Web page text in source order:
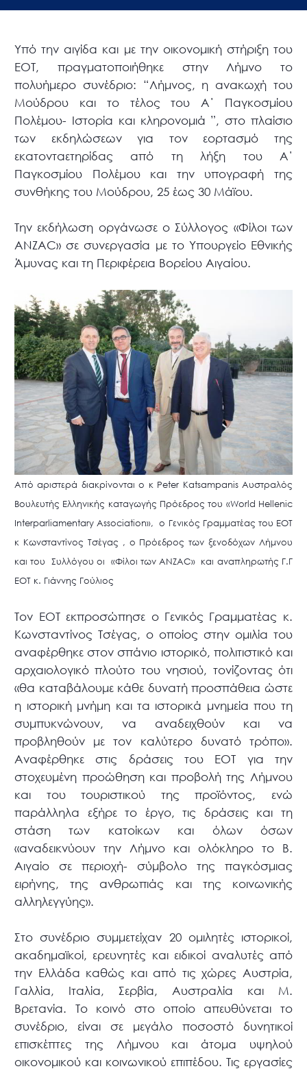
Υπό την αιγίδα και με την οικονομική στήριξη του
ΕΟΤ, πραγματοποιήθηκε στην Λήμνο το
πολυήμερο συνέδριο: “Λήμνος, η ανακωχή του
Μούδρου και το τέλος του Α΄ Παγκοσμίου
Πολέμου- Ιστορία και κληρονομιά ”, στο πλαίσιο
των εκδηλώσεων για τον εορτασμό της
εκατονταετηρίδας από τη λήξη του Α΄
Παγκοσμίου Πολέμου και την υπογραφή της
συνθήκης του Μούδρου, 25 έως 30 Μάϊου.
Την εκδήλωση οργάνωσε ο Σύλλογος «Φίλοι των
ANZAC» σε συνεργασία με το Υπουργείο Εθνικής
Άμυνας και τη Περιφέρεια Βορείου Αιγαίου.
Από αριστερά διακρίνονται ο κ Peter Katsampanis Αυστραλός
Βουλευτής Ελληνικής καταγωγής Πρόεδρος του «World Hellenic
Interparliamentary Association», ο Γενικός Γραμματέας του ΕΟΤ
κ Κωνσταντίνος Τσέγας , ο Πρόεδρος των ξενοδόχων Λήμνου
και του Συλλόγου οι «Φίλοι των ANZAC» και αναπληρωτής Γ.Γ
ΕΟΤ κ. Γιάννης Γούλιος
Τον ΕΟΤ εκπροσώπησε ο Γενικός Γραμματέας κ.
Κωνσταντίνος Τσέγας, ο οποίος στην ομιλία του
αναφέρθηκε στον σπάνιο ιστορικό, πολιτιστικό και
αρχαιολογικό πλούτο του νησιού, τονίζοντας ότι
«θα καταβάλουμε κάθε δυνατή προσπάθεια ώστε
η ιστορική μνήμη και τα ιστορικά μνημεία που τη
συμπυκνώνουν, να αναδειχθούν και να
προβληθούν με τον καλύτερο δυνατό τρόπο».
Αναφέρθηκε στις δράσεις του ΕΟΤ για την
στοχευμένη προώθηση και προβολή της Λήμνου
και του τουριστικού της προϊόντος, ενώ
παράλληλα εξήρε το έργο, τις δράσεις και τη
στάση των κατοίκων και όλων όσων
«αναδεικνύουν την Λήμνο και ολόκληρο το Β.
Αιγαίο σε περιοχή- σύμβολο της παγκόσμιας
ειρήνης, της ανθρωπιάς και της κοινωνικής
αλληλεγγύης».
Στο συνέδριο συμμετείχαν 20 ομιλητές ιστορικοί,
ακαδημαϊκοί, ερευνητές και ειδικοί αναλυτές από
την Ελλάδα καθώς και από τις χώρες Αυστρία,
Γαλλία, Ιταλία, Σερβία, Αυστραλία και Μ.
Βρετανία. Το κοινό στο οποίο απευθύνεται το
συνέδριο, είναι σε μεγάλο ποσοστό δυνητικοί
επισκέπτες της Λήμνου και άτομα υψηλού
οικονομικού και κοινωνικού επιπέδου. Τις εργασίες